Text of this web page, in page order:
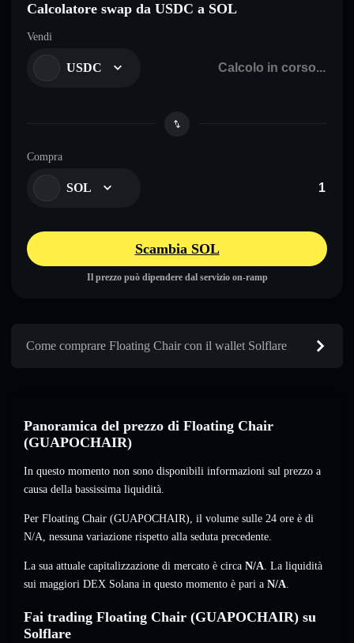
Calcolatore swap da USDC a SOL
Vendi
USDC
Compra
SOL
Scambia SOL
Il prezzo può dipendere dal servizio on-ramp
Come comprare Floating Chair con il wallet Solflare
Panoramica del prezzo di Floating Chair
(GUAPOCHAIR)
In questo momento non sono disponibili informazioni sul prezzo a
causa della bassissima liquidità.
Per Floating Chair (GUAPOCHAIR), il volume sulle 24 ore è di
N/A, nessuna variazione rispetto alla seduta precedente.
La sua attuale capitalizzazione di mercato è circa N/A. La liquidità
sui maggiori DEX Solana in questo momento è pari a N/A.
Fai trading Floating Chair (GUAPOCHAIR) su
Solflare